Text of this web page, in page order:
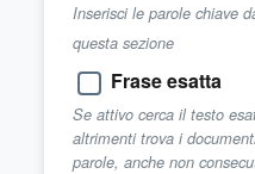
Inserisci le parole chiave
questa sezione
Frase esatta
Se attivo cerca il testo
altrimenti trova i
parole, anche non